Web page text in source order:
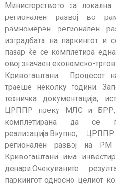
Министерството за
регионален развој во
рамномерен регионален
изградбата на паркингот и
пазар ќе се комплетира
овој значаен економско-
Кривогаштани. Процесот
траеше неколку години.
техничка документација,
ЦРППР преку МЛС и БРР,
комплетирана да се
реализација.Вкупно,
регионален развој на
Кривогаштани има
денари.Очекуваните
паркингот односно целиот